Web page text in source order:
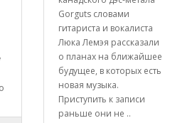
Gorguts словами
гитариста и вокалиста
Люка Лемэя рассказали
о планах на ближайшее
будущее, в которых есть
новая музыка.
Приступить к записи
раньше они не ..